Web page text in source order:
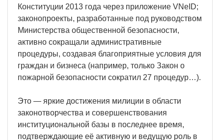
Конституции 2013 года через приложение VNeID;
законопроекты, разработанные под руководством
Министерства общественной безопасности,
активно сокращали административные
процедуры, создавая благоприятные условия для
граждан и бизнеса (например, только Закон о
пожарной безопасности сократил 27 процедур…).
Это — яркие достижения милиции в области
законотворчества и совершенствования
институциональной базы в последнее время,
подтверждающие её активную и ведущую роль в